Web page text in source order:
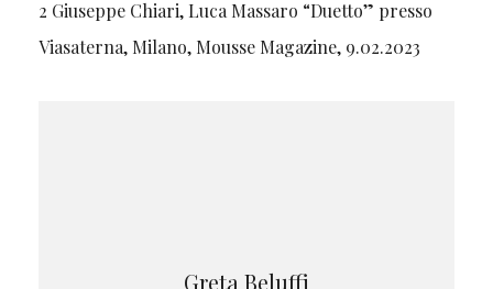
2 Giuseppe Chiari, Luca Massaro “Duetto” presso
Viasaterna, Milano, Mousse Magazine, 9.02.2023
Greta Beluffi